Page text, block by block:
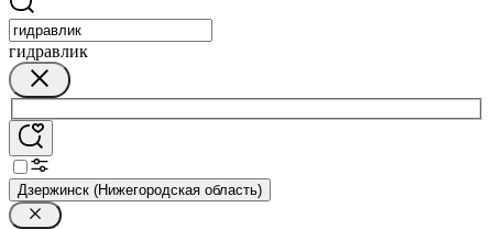
гидравлик
Дзержинск (Нижегородская область)